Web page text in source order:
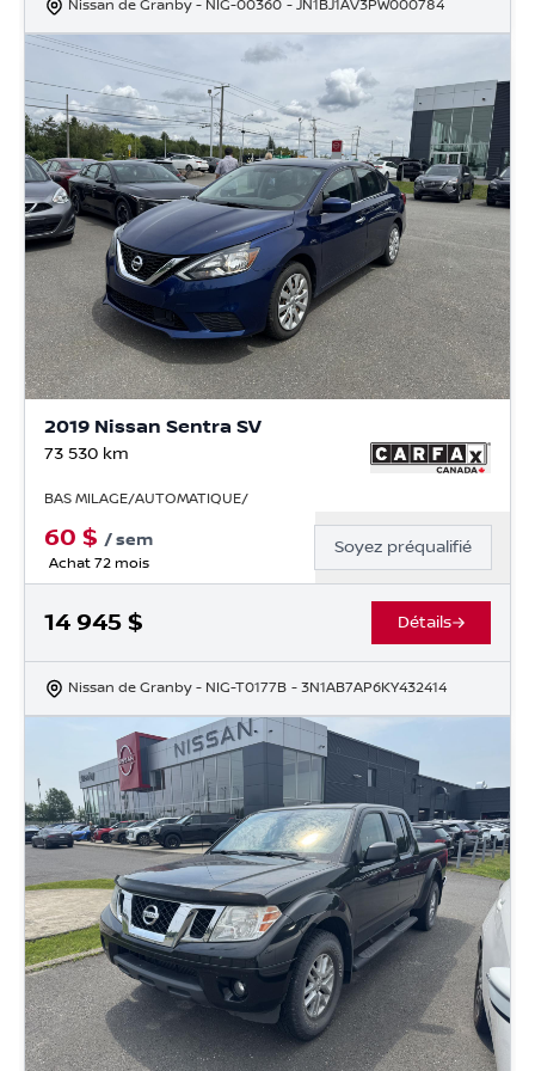
Nissan de Granby - NIG-00360 - JN1BJ1AV3PW000784
2019 Nissan Sentra SV
73 530 km
BAS MILAGE/AUTOMATIQUE/
60 $ /sem
Achat 72 mois
Soyez préqualifié
14 945 $ Détails
Nissan de Granby - NIG-T0177B - 3N1AB7AP6KY432414